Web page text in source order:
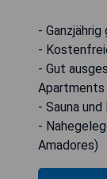
-
-
- Gut
Apartments
- Sauna
-
Amadores)